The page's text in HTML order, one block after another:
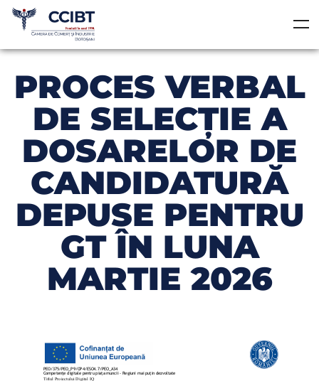
PROCES VERBAL
DE SELECȚIE A
DOSARELOR DE
CANDIDATURĂ
DEPUSE PENTRU
GT ÎN LUNA
MARTIE 2026